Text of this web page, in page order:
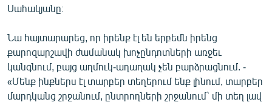
Սահակյանը։
Նա հայտարարեց, որ իրենք էլ են երբեմն իրենց
քարոզարշավի ժամանակ խոչընդոտների առջեւ
կանգնում, բայց աղմուկ-աղաղակ չեն բարձրացնում. -
«Մենք ինքներս էլ տարբեր տեղերում ենք լինում, տարբեր
մարդկանց շրջանում, ընտրողների շրջանում` մի տեղ լավ